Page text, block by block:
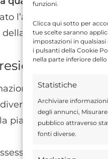
funzioni.
Clicca qui sotto per
tue scelte saranno
impostazioni in
i pulsanti della Cookie
nella parte inferiore
Statistiche
Archiviare
degli annunci,
pubblico attraverso
fonti diverse.
l’assessore ai
via.
del
è stata
diverse sere, infatti,
piazza e le vie
la presenza